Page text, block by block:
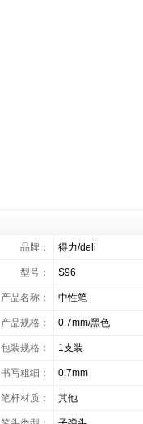
品牌： 得力/deli
型号： S96
产品名称： 中性笔
产品规格： 0.7mm/黑色
包装规格： 1支装
书写粗细： 0.7mm
笔杆材质： 其他